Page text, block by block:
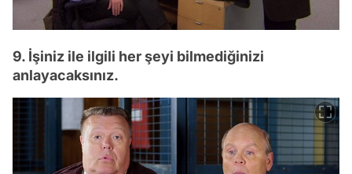
9. İşiniz ile ilgili her şeyi bilmediğinizi
anlayacaksınız.